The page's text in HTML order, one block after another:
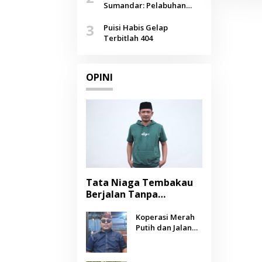
Agustus
Sumandar: Pelabuhan
Selendang Benang Merah
Lombang
3
Puisi Habis Gelap
Terbitlah 404
OPINI
Tata Niaga Tembakau
Berjalan Tanpa
Negara Berpihak
kepada Petani?
Koperasi Merah
Putih dan Jalan